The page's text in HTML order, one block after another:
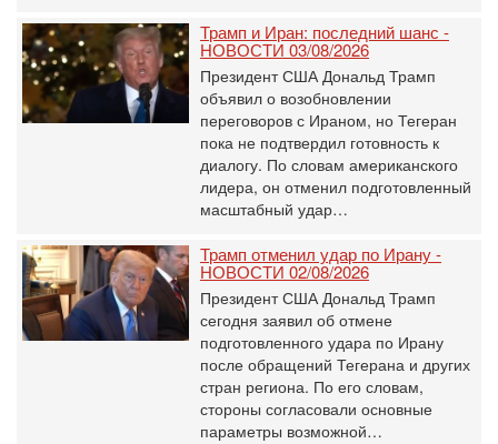
Трамп и Иран: последний шанс -
НОВОСТИ 03/08/2026
Президент США Дональд Трамп
объявил о возобновлении
переговоров с Ираном, но Тегеран
пока не подтвердил готовность к
диалогу. По словам американского
лидера, он отменил подготовленный
масштабный удар…
Трамп отменил удар по Ирану -
НОВОСТИ 02/08/2026
Президент США Дональд Трамп
сегодня заявил об отмене
подготовленного удара по Ирану
после обращений Тегерана и других
стран региона. По его словам,
стороны согласовали основные
параметры возможной…